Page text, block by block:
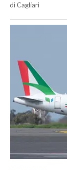
di Cagliari